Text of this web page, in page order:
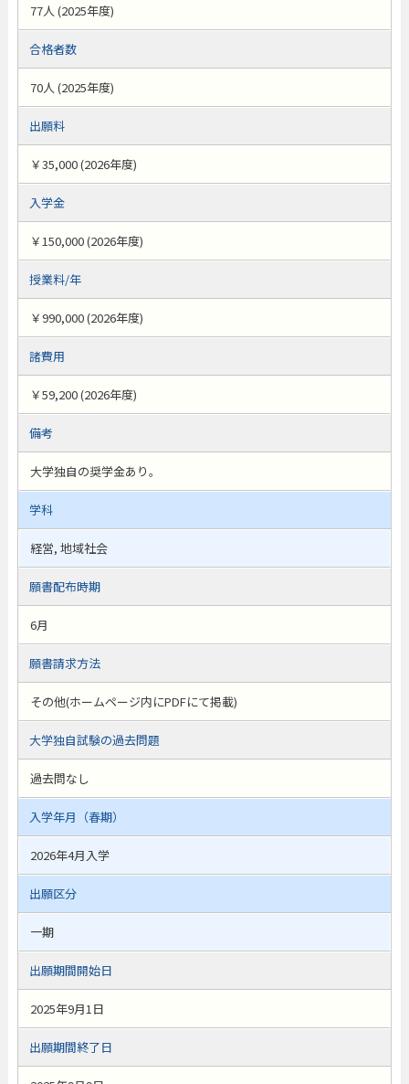
77人 (2025年度)
合格者数
70人 (2025年度)
出願料
￥35,000 (2026年度)
入学金
￥150,000 (2026年度)
授業料/年
￥990,000 (2026年度)
諸費用
￥59,200 (2026年度)
備考
大学独自の奨学金あり。
学科
経営, 地域社会
願書配布時期
6月
願書請求方法
その他(ホームページ内にPDFにて掲載)
大学独自試験の過去問題
過去問なし
入学年月（春期）
2026年4月入学
出願区分
一期
出願期間開始日
2025年9月1日
出願期間終了日